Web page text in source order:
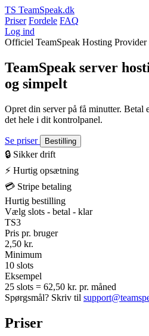
TS TeamSpeak.dk
Priser Fordele FAQ
Log ind
Officiel TeamSpeak Hosting Provider
TeamSpeak server
og simpelt
Opret din server på få minutter. Betal
det hele i dit kontrolpanel.
Se priser Bestilling
🔒 Sikker drift
⚡ Hurtig opsætning
💳 Stripe betaling
Hurtig bestilling
Vælg slots - betal - klar
TS3
Pris pr. bruger
2,50 kr.
Minimum
10 slots
Eksempel
25 slots = 62,50 kr. pr. måned
Spørgsmål? Skriv til
Priser